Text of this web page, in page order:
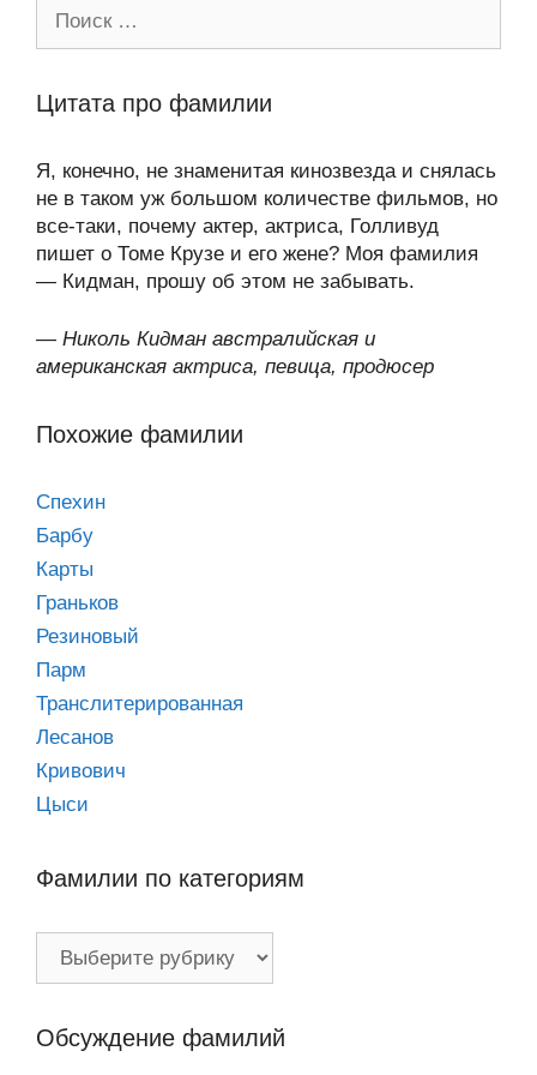
Цитата про фамилии
Я, конечно, не знаменитая кинозвезда и снялась
не в таком уж большом количестве фильмов, но
все-таки, почему актер, актриса, Голливуд
пишет о Томе Крузе и его жене? Моя фамилия
— Кидман, прошу об этом не забывать.
— Николь Кидман австралийская и
американская актриса, певица, продюсер
Похожие фамилии
Спехин
Барбу
Карты
Граньков
Резиновый
Парм
Транслитерированная
Лесанов
Кривович
Цыси
Фамилии по категориям
Фамилии
Обсуждение фамилий